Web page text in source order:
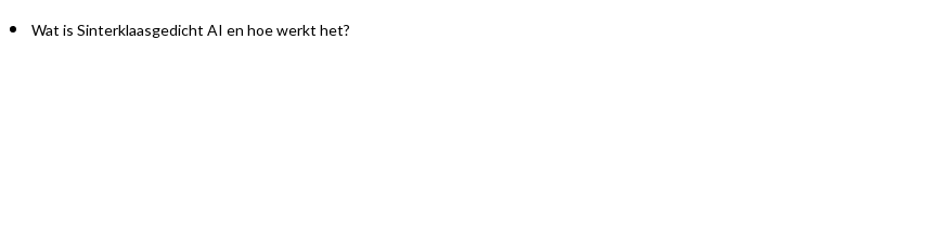
Wat is Sinterklaasgedicht AI en hoe werkt het?